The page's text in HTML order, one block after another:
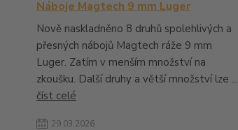
Náboje Magtech 9 mm Luger
Nově naskladněno 8 druhů spolehlivých a
přesných nábojů Magtech ráže 9 mm
Luger. Zatím v menším množství na
zkoušku. Další druhy a větší množství lze ...
číst celé
29.03.2026